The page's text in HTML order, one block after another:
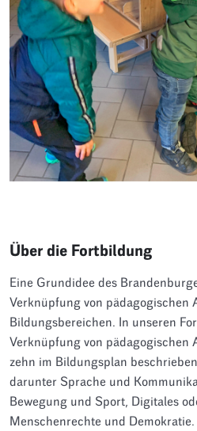
Über die Fortbildung
Eine Grundidee des
Verknüpfung von pädagogischen
Bildungsbereichen. In unseren
Verknüpfung von pädagogischen
zehn im Bildungsplan
darunter Sprache und
Bewegung und Sport, Digitales
Menschenrechte und Demokratie.